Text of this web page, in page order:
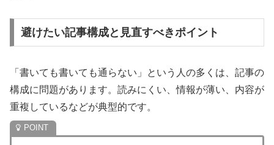
避けたい記事構成と見直すべきポイント
「書いても書いても通らない」という人の多くは、記事の
構成に問題があります。読みにくい、情報が薄い、内容が
重複しているなどが典型的です。